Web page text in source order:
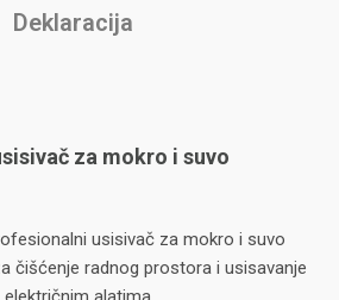
Deklaracija
za mokro i suvo
usisivač za mokro i suvo
čišćenje radnog prostora i usisavanje